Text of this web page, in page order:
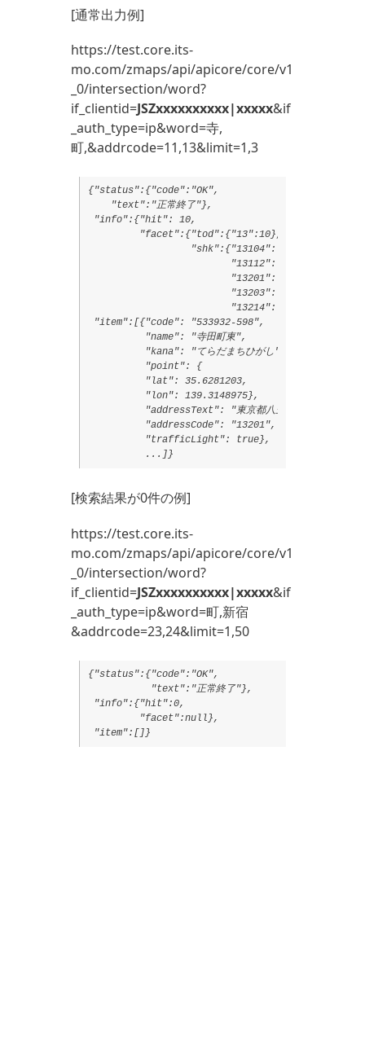
[通常出力例]
https://test.core.its-
mo.com/zmaps/api/apicore/core/v1
_0/intersection/word?
if_clientid=JSZxxxxxxxxxx|xxxxx&if
_auth_type=ip&word=寺,
町,&addrcode=11,13&limit=1,3
{"status":{"code":"OK",
    "text":"正常終了"},
"info":{"hit": 10,
         "facet":{"tod":{"13":10},
                  "shk":{"13104": 1,
                         "13112": 1,
                         "13201": 4,
                         "13203": 3,
                         "13214": 1}}},
"item":[{"code": "533932-598",
          "name": "寺田町東",
          "kana": "てらだまちひがし",
          "point": {
          "lat": 35.6281203,
          "lon": 139.3148975},
"addressText": "東京都八王子市寺田町１７
          "addressCode": "13201",
          "trafficLight": true},
          ...]}
[検索結果が0件の例]
https://test.core.its-
mo.com/zmaps/api/apicore/core/v1
_0/intersection/word?
if_clientid=JSZxxxxxxxxxx|xxxxx&if
_auth_type=ip&word=町,新宿
&addrcode=23,24&limit=1,50
{"status":{"code":"OK",
           "text":"正常終了"},
"info":{"hit":0,
         "facet":null},